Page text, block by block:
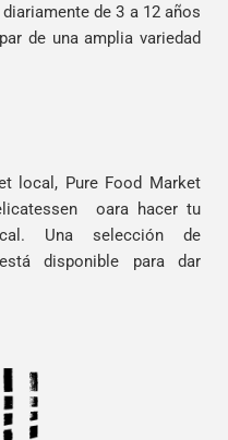
de 3 a 12 años
de una amplia variedad
local, Pure Food Market
oara hacer tu
Una selección de
disponible para dar